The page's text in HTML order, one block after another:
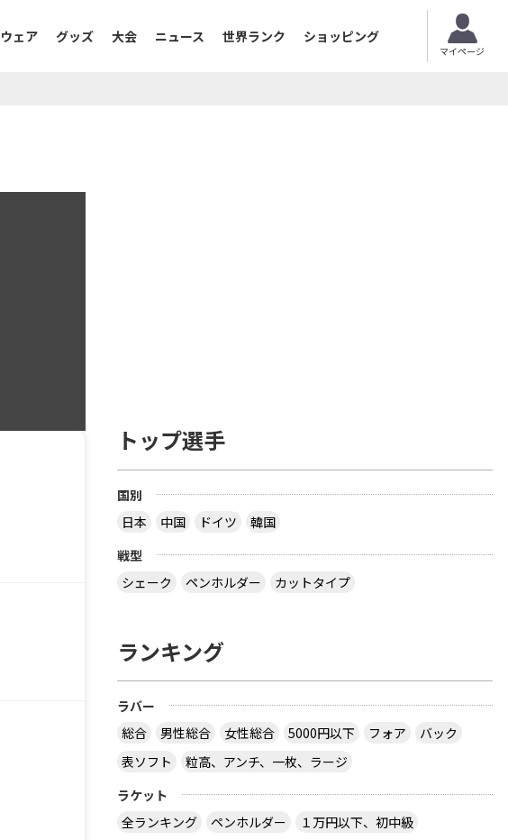
ウェア グッズ 大会 ニュース 世界ランク ショッピング
マイページ
トップ選手
国別
日本
中国 ドイツ
韓国
戦型
シェーク
ペンホルダー カットタイプ
ランキング
ラバー
総合
男性総合 女性総合 5000円以下 フォア
バック
表ソフト
粒高、アンチ、一枚、ラージ
ラケット
全ランキング
ペンホルダー
１万円以下、初中級